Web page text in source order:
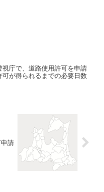
視庁で、道路使用許可を申請
可が得られるまでの必要日数
請